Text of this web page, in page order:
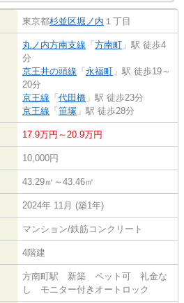
東京都杉並区堀ノ内 １丁目
丸ノ内方南支線 「 方南町 」駅 徒歩4
分
京王井の頭線 「 永福町 」駅 徒歩19～
20分
京王線 「 代田橋 」駅 徒歩23分
京王線 「 笹塚 」駅 徒歩28分
17.9万円～20.9万円
10,000円
43.29㎡～43.46㎡
2024年 11月 (築1年)
マンション/鉄筋コンクリート
4階建
方南町駅 新築 ペット可 礼金な
し モニター付きオートロック